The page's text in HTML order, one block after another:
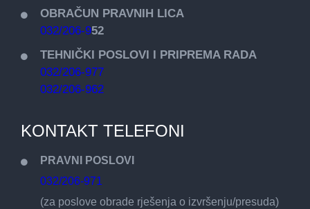
OBRAČUN PRAVNIH LICA
032/206-952
TEHNIČKI POSLOVI I PRIPREMA RADA
032/206-977
032/206-962
KONTAKT TELEFONI
PRAVNI POSLOVI
032/206-971
(za poslove obrade rješenja o izvršenju/presuda)